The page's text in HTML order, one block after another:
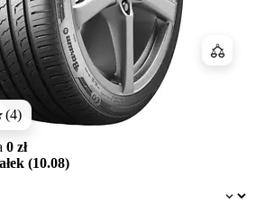
(4)
0 zł
(10.08)